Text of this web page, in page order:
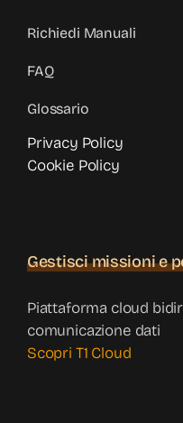
Richiedi Manuali
FAQ
Glossario
Privacy Policy
Cookie Policy
Gestisci missioni e
Piattaforma cloud
comunicazione dati
Scopri T1 Cloud